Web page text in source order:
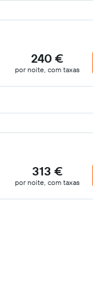
240 €
por noite, com taxas
313 €
por noite, com taxas